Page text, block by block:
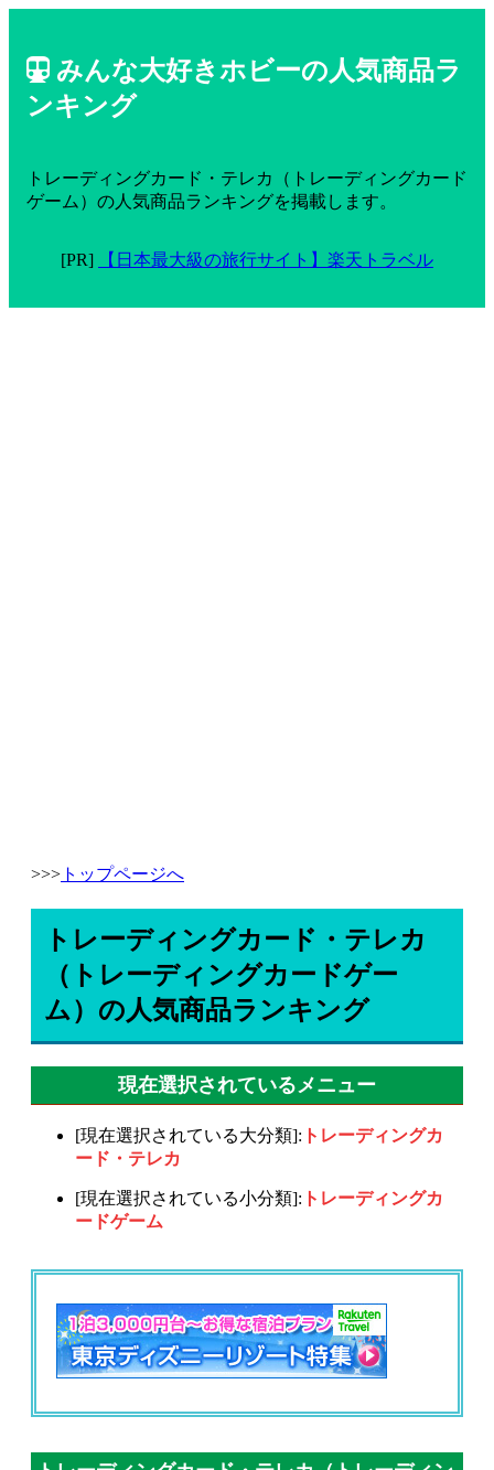
みんな大好きホビーの人気商品ラ
ンキング
トレーディングカード・テレカ（トレーディングカード
ゲーム）の人気商品ランキングを掲載します。
[PR] 【日本最大級の旅行サイト】楽天トラベル
>>> トップページへ
トレーディングカード・テレカ
（トレーディングカードゲー
ム）の人気商品ランキング
現在選択されているメニュー
[現在選択されている大分類]: トレーディングカ
ード・テレカ
[現在選択されている小分類]: トレーディングカ
ードゲーム